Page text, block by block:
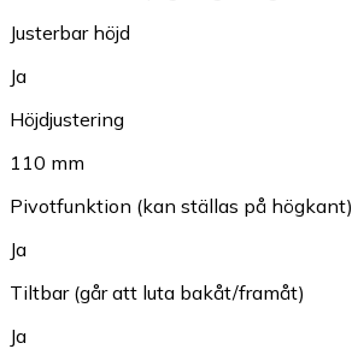
Justerbar höjd
Ja
Höjdjustering
110 mm
Pivotfunktion (kan ställas på högkant)
Ja
Tiltbar (går att luta bakåt/framåt)
Ja